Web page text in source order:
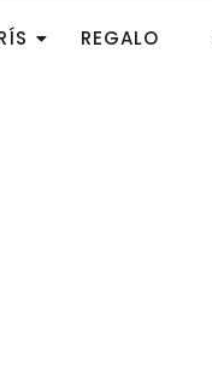
REGALO